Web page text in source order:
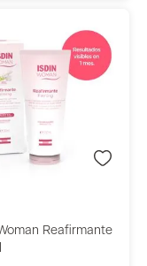
Reafirmante